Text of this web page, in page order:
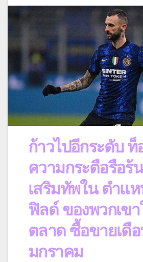
ก้าวไปอีกระดับ
ความกระตือรือร้
เสริมทัพใน ตําแ
ฟิลด์ ของพวกเข
ตลาด ซื้อขายเดื
มกราคม